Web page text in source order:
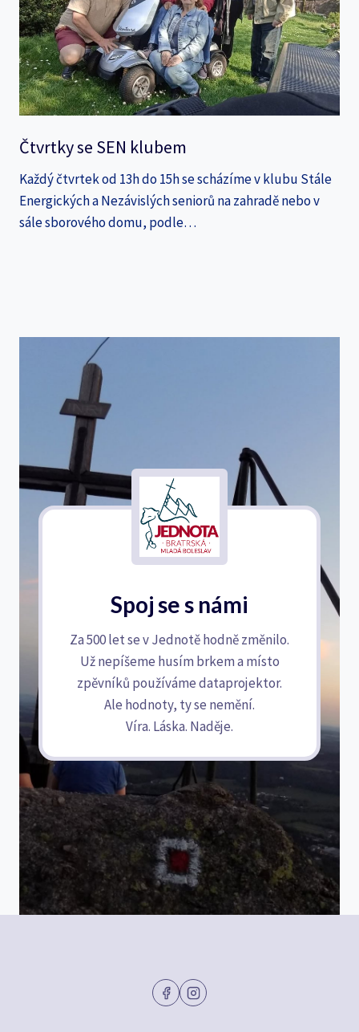
Čtvrtky se SEN klubem
Každý čtvrtek od 13h do 15h se scházíme v klubu Stále
Energických a Nezávislých seniorů na zahradě nebo v
sále sborového domu, podle…
Spoj se s námi
Za 500 let se v Jednotě hodně změnilo.
Už nepíšeme husím brkem a místo
zpěvníků používáme dataprojektor.
Ale hodnoty, ty se nemění.
Víra. Láska. Naděje.